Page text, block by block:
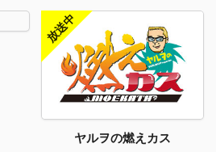
ヤルヲの燃えカス